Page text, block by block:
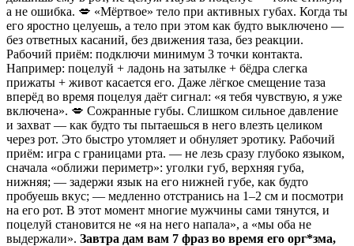
а не ошибка. 💋 «Мёртвое» тело при активных губах. Когда ты
его яростно целуешь, а тело при этом как будто выключено —
без ответных касаний, без движения таза, без реакции.
Рабочий приём: подключи минимум 3 точки контакта.
Например: поцелуй + ладонь на затылке + бёдра слегка
прижаты + живот касается его. Даже лёгкое смещение таза
вперёд во время поцелуя даёт сигнал: «я тебя чувствую, я уже
включена». 💋 Сожранные губы. Слишком сильное давление
и захват — как будто ты пытаешься в него влезть целиком
через рот. Это быстро утомляет и обнуляет эротику. Рабочий
приём: игра с границами рта. — не лезь сразу глубоко языком,
сначала «оближи периметр»: уголки губ, верхняя губа,
нижняя; — задержи язык на его нижней губе, как будто
пробуешь вкус; — медленно отстранись на 1–2 см и посмотри
на его рот. В этот момент многие мужчины сами тянутся, и
поцелуй становится не «я на него напала», а «мы оба не
выдержали». Завтра дам вам 7 фраз во время его орг*зма,